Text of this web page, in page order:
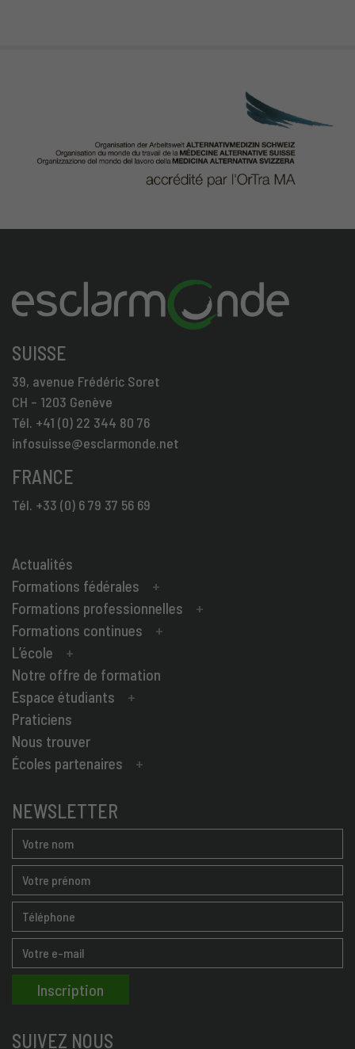
SUISSE
39, avenue Frédéric Soret
CH – 1203 Genève
Tél. +41 (0) 22 344 80 76
infosuisse@esclarmonde.net
FRANCE
Tél. +33 (0) 6 79 37 56 69
Actualités
Formations fédérales
Formations professionnelles
Formations continues
L’école
Notre offre de formation
Espace étudiants
Praticiens
Nous trouver
Écoles partenaires
NEWSLETTER
SUIVEZ NOUS